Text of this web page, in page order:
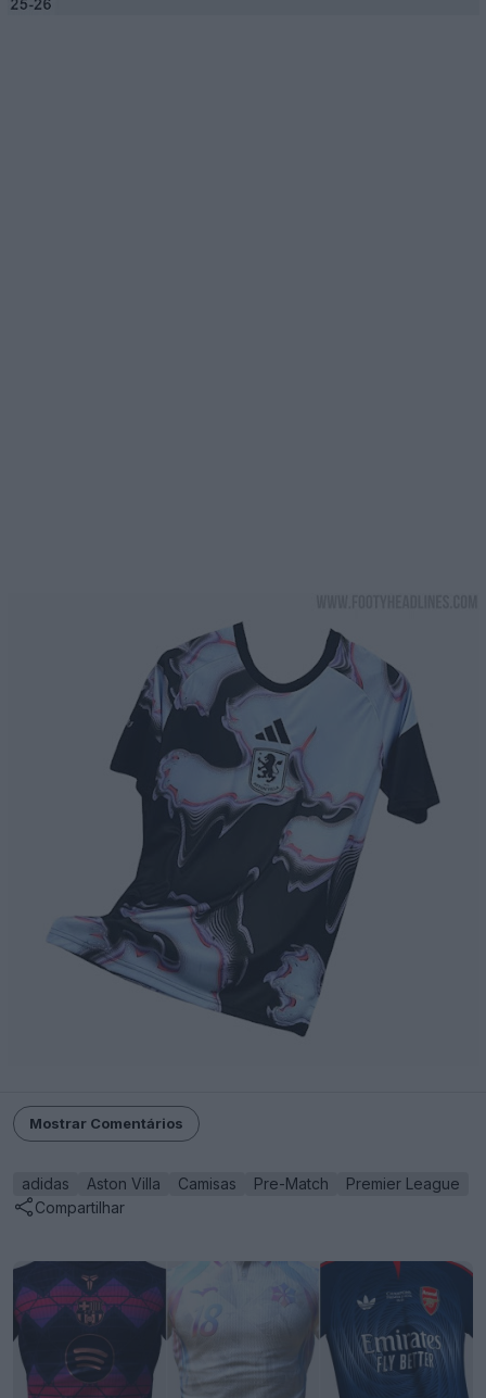
Mostrar Comentários
adidas Aston Villa Camisas Pre-Match
Premier League
Compartilhar